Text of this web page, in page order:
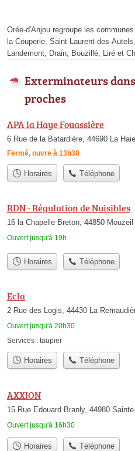
Orée-d'Anjou regroupe les
la-Couperie, Saint-Laurent-des-
Landemont, Drain, Bouzillé, Liré et
Exterminateurs
proches
APA la Haye Fouassière
6 Rue de la Batardière, 44690 La
Fermé, ouvre à 13h30
Horaires Téléphone
RDN - Régulation de Nuisibles
16 la Chapelle Breton, 44850 Mouzeil
Ouvert jusqu'à 19h
Horaires Téléphone
Ecla
2 Rue des Logis, 44430 La
Ouvert jusqu'à 20h30
Services : taupier
Horaires Téléphone
AXXION
15 Rue Edouard Branly, 44980
Ouvert jusqu'à 16h30
Horaires Téléphone